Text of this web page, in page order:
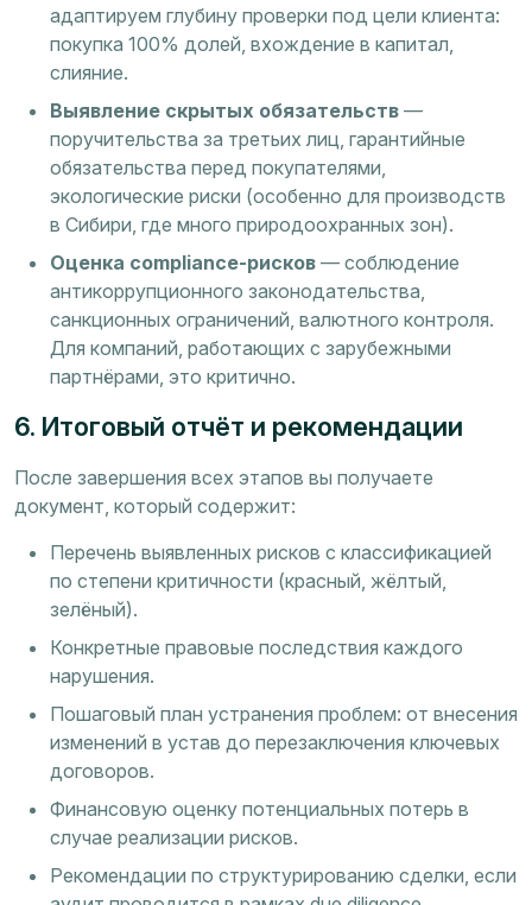
адаптируем глубину проверки под цели клиента:
покупка 100% долей, вхождение в капитал,
слияние.
Выявление скрытых обязательств —
поручительства за третьих лиц, гарантийные
обязательства перед покупателями,
экологические риски (особенно для производств
в Сибири, где много природоохранных зон).
Оценка compliance-рисков — соблюдение
антикоррупционного законодательства,
санкционных ограничений, валютного контроля.
Для компаний, работающих с зарубежными
партнёрами, это критично.
6. Итоговый отчёт и рекомендации
После завершения всех этапов вы получаете
документ, который содержит:
Перечень выявленных рисков с классификацией
по степени критичности (красный, жёлтый,
зелёный).
Конкретные правовые последствия каждого
нарушения.
Пошаговый план устранения проблем: от внесения
изменений в устав до перезаключения ключевых
договоров.
Финансовую оценку потенциальных потерь в
случае реализации рисков.
Рекомендации по структурированию сделки, если